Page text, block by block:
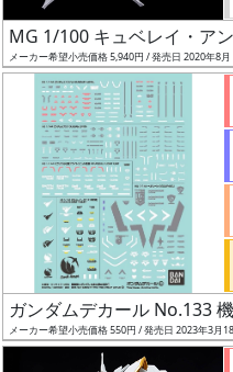
グ
レ
ル
MG 1/100 キュベレイ・ア
メーカー希望小売価格 5,940円 / 発売日 2020年8月
ガンダムデカール No.133
メーカー希望小売価格 550円 / 発売日 2023年3月